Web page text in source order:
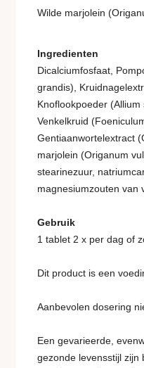
Wilde marjolein
Ingredienten
Dicalciumfosfaat,
grandis),
Knoflookpoeder
Venkelkruid
Gentiaanwortelextract
marjolein (Origanum
stearinezuur,
magnesiumzouten van
Gebruik
1 tablet 2 x per dag of
Dit product is een
Aanbevolen dosering
Een gevarieerde,
gezonde levensstijl zijn